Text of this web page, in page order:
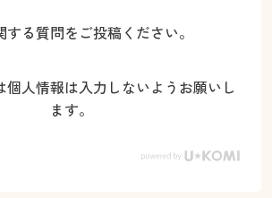
する質問をご投稿ください。
個人情報は入力しないようお願いし
ます。